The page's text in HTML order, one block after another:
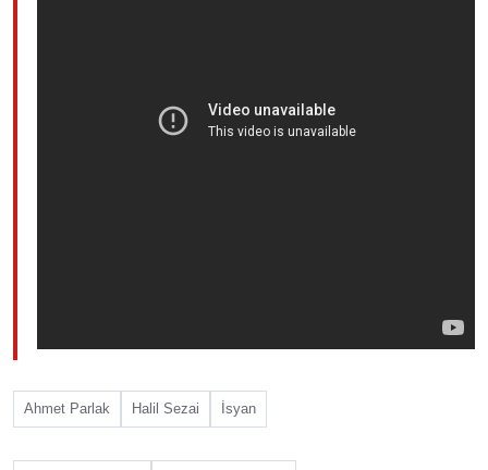
Ahmet Parlak Halil Sezai İsyan